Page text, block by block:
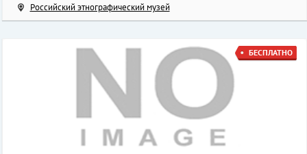
Российский этнографический музей
БЕСПЛАТНО